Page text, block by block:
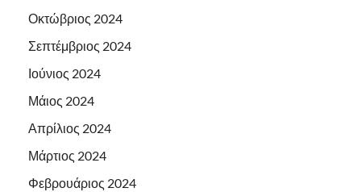
Οκτώβριος 2024
Σεπτέμβριος 2024
Ιούνιος 2024
Μάιος 2024
Απρίλιος 2024
Μάρτιος 2024
Φεβρουάριος 2024